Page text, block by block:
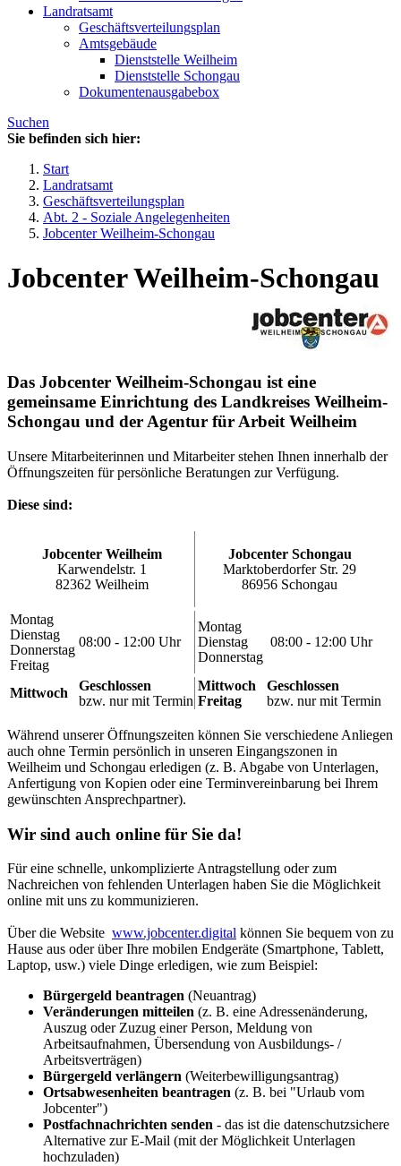
Landratsamt
Geschäftsverteilungsplan
Amtsgebäude
Dienststelle Weilheim
Dienststelle Schongau
Dokumentenausgabebox
Suchen
Sie befinden sich hier:
Start
Landratsamt
Geschäftsverteilungsplan
Abt. 2 - Soziale Angelegenheiten
Jobcenter Weilheim-Schongau
Jobcenter Weilheim-Schongau
Das Jobcenter Weilheim-Schongau ist eine
gemeinsame Einrichtung des Landkreises Weilheim-
Schongau und der Agentur für Arbeit Weilheim
Unsere Mitarbeiterinnen und Mitarbeiter stehen Ihnen innerhalb der
Öffnungszeiten für persönliche Beratungen zur Verfügung.
Diese sind:
Jobcenter Weilheim
Karwendelstr. 1
82362 Weilheim
Jobcenter Schongau
Marktoberdorfer Str. 29
86956 Schongau
Montag
Dienstag
Donnerstag
Freitag
08:00 - 12:00 Uhr
Montag
Dienstag
Donnerstag
08:00 - 12:00 Uhr
Mittwoch
Geschlossen
bzw. nur mit Termin
Mittwoch
Freitag
Geschlossen
bzw. nur mit Termin
Während unserer Öffnungszeiten können Sie verschiedene Anliegen
auch ohne Termin persönlich in unseren Eingangszonen in
Weilheim und Schongau erledigen (z. B. Abgabe von Unterlagen,
Anfertigung von Kopien oder eine Terminvereinbarung bei Ihrem
gewünschten Ansprechpartner).
Wir sind auch online für Sie da!
Für eine schnelle, unkomplizierte Antragstellung oder zum
Nachreichen von fehlenden Unterlagen haben Sie die Möglichkeit
online mit uns zu kommunizieren.
Über die Website www.jobcenter.digital können Sie bequem von zu
Hause aus oder über Ihre mobilen Endgeräte (Smartphone, Tablett,
Laptop, usw.) viele Dinge erledigen, wie zum Beispiel:
Bürgergeld beantragen (Neuantrag)
Veränderungen mitteilen (z. B. eine Adressenänderung,
Auszug oder Zuzug einer Person, Meldung von
Arbeitsaufnahmen, Übersendung von Ausbildungs- /
Arbeitsverträgen)
Bürgergeld verlängern (Weiterbewilligungsantrag)
Ortsabwesenheiten beantragen (z. B. bei "Urlaub vom
Jobcenter")
Postfachnachrichten senden - das ist die datenschutzsichere
Alternative zur E-Mail (mit der Möglichkeit Unterlagen
hochzuladen)